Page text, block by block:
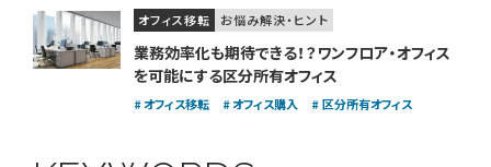
オフィス移転 お悩み解決・ヒント
業務効率化も期待できる！？ ワンフロア・オフィス
を可能にする区分所有オフィス
オフィス移転 オフィス購入 区分所有オフィス